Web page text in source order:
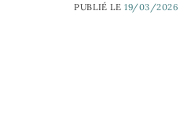
PUBLIÉ LE 19/03/2026